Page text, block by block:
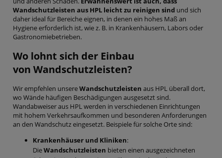
Wandschutzleisten aus HPL leicht zu reinigen sind und sich
daher ideal für Bereiche eignen, in denen ein hohes Maß an
Hygiene erforderlich ist, wie z. B. in Krankenhäusern, Labors oder
Gastronomiebetrieben.
Wo lohnt sich der Einbau
von Wandschutzleisten?
Wir empfehlen unsereWandschutzleisten aus HPL überall dort,
wo Wände häufigen Beschädigungen ausgesetzt sind.
Wandabweiser aus HPL werden in verschiedenen Einrichtungen
mit hohem Verkehrsaufkommen und besonderen Anforderungen
an den Wandschutz eingesetzt. Beispiele für solche Orte sind:
Krankenhäuser und Kliniken:
DieWandschutzleisten bieten einen ausgezeichneten